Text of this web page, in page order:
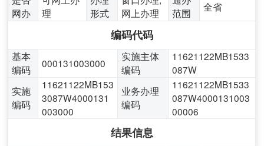
网办
理
形式
网上办理
范围
全省
编码代码
基本
编码
000131003000
实施主体
编码
11621122MB1533
087W
实施
编码
11621122MB153
3087W4000131
003000
业务办理
编码
11621122MB1533
087W4000131003
00006
结果信息